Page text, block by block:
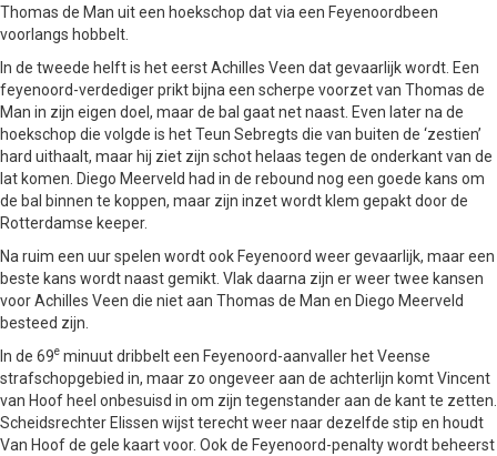
Thomas de Man uit een hoekschop dat via een Feyenoordbeen
voorlangs hobbelt.
In de tweede helft is het eerst Achilles Veen dat gevaarlijk wordt. Een
feyenoord-verdediger prikt bijna een scherpe voorzet van Thomas de
Man in zijn eigen doel, maar de bal gaat net naast. Even later na de
hoekschop die volgde is het Teun Sebregts die van buiten de ‘zestien’
hard uithaalt, maar hij ziet zijn schot helaas tegen de onderkant van de
lat komen. Diego Meerveld had in de rebound nog een goede kans om
de bal binnen te koppen, maar zijn inzet wordt klem gepakt door de
Rotterdamse keeper.
Na ruim een uur spelen wordt ook Feyenoord weer gevaarlijk, maar een
beste kans wordt naast gemikt. Vlak daarna zijn er weer twee kansen
voor Achilles Veen die niet aan Thomas de Man en Diego Meerveld
besteed zijn.
In de 69e minuut dribbelt een Feyenoord-aanvaller het Veense
strafschopgebied in, maar zo ongeveer aan de achterlijn komt Vincent
van Hoof heel onbesuisd in om zijn tegenstander aan de kant te zetten.
Scheidsrechter Elissen wijst terecht weer naar dezelfde stip en houdt
Van Hoof de gele kaart voor. Ook de Feyenoord-penalty wordt beheerst